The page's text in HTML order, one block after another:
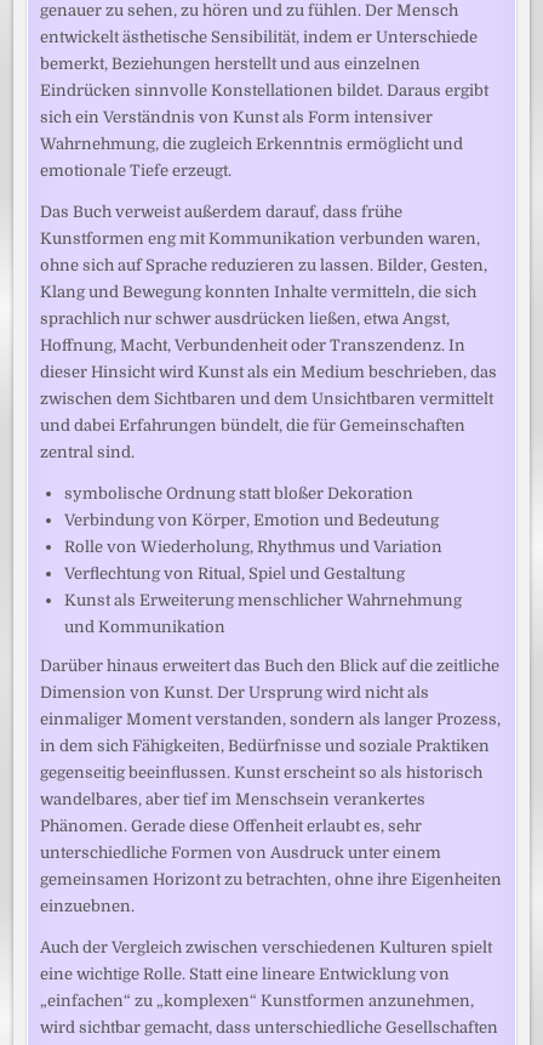
genauer zu sehen, zu hören und zu fühlen. Der Mensch
entwickelt ästhetische Sensibilität, indem er Unterschiede
bemerkt, Beziehungen herstellt und aus einzelnen
Eindrücken sinnvolle Konstellationen bildet. Daraus ergibt
sich ein Verständnis von Kunst als Form intensiver
Wahrnehmung, die zugleich Erkenntnis ermöglicht und
emotionale Tiefe erzeugt.
Das Buch verweist außerdem darauf, dass frühe
Kunstformen eng mit Kommunikation verbunden waren,
ohne sich auf Sprache reduzieren zu lassen. Bilder, Gesten,
Klang und Bewegung konnten Inhalte vermitteln, die sich
sprachlich nur schwer ausdrücken ließen, etwa Angst,
Hoffnung, Macht, Verbundenheit oder Transzendenz. In
dieser Hinsicht wird Kunst als ein Medium beschrieben, das
zwischen dem Sichtbaren und dem Unsichtbaren vermittelt
und dabei Erfahrungen bündelt, die für Gemeinschaften
zentral sind.
symbolische Ordnung statt bloßer Dekoration
Verbindung von Körper, Emotion und Bedeutung
Rolle von Wiederholung, Rhythmus und Variation
Verflechtung von Ritual, Spiel und Gestaltung
Kunst als Erweiterung menschlicher Wahrnehmung
und Kommunikation
Darüber hinaus erweitert das Buch den Blick auf die zeitliche
Dimension von Kunst. Der Ursprung wird nicht als
einmaliger Moment verstanden, sondern als langer Prozess,
in dem sich Fähigkeiten, Bedürfnisse und soziale Praktiken
gegenseitig beeinflussen. Kunst erscheint so als historisch
wandelbares, aber tief im Menschsein verankertes
Phänomen. Gerade diese Offenheit erlaubt es, sehr
unterschiedliche Formen von Ausdruck unter einem
gemeinsamen Horizont zu betrachten, ohne ihre Eigenheiten
einzuebnen.
Auch der Vergleich zwischen verschiedenen Kulturen spielt
eine wichtige Rolle. Statt eine lineare Entwicklung von
„einfachen“ zu „komplexen“ Kunstformen anzunehmen,
wird sichtbar gemacht, dass unterschiedliche Gesellschaften